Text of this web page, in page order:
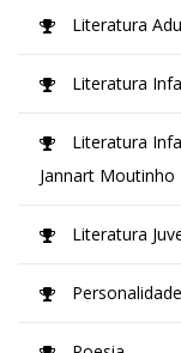
Literatura
Literatura
Literatura
Jannart Moutinho
Literatura